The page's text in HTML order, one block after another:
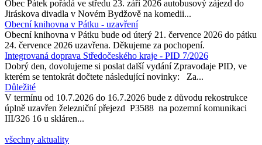
Obec Pátek pořádá ve středu 23. září 2026 autobusový zájezd do
Jiráskova divadla v Novém Bydžově na komedii...
Obecní knihovna v Pátku - uzavření
Obecní knihovna v Pátku bude od úterý 21. července 2026 do pátku
24. července 2026 uzavřena. Děkujeme za pochopení.
Integrovaná doprava Středočeského kraje - PID 7/2026
Dobrý den, dovolujeme si poslat další vydání Zpravodaje PID, ve
kterém se tentokrát dočtete následující novinky: Za...
Důležité
V termínu od 10.7.2026 do 16.7.2026 bude z důvodu rekostrukce
úplně uzavřen železniční přejezd P3588 na pozemní komunikaci
III/326 16 u skláren...
všechny aktuality